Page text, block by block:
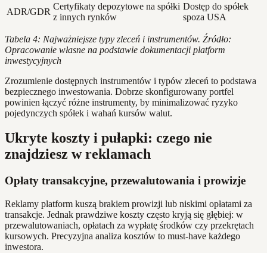
ADR/GDR
Certyfikaty depozytowe na spółki
z innych rynków
Dostęp do spółek
spoza USA
Tabela 4: Najważniejsze typy zleceń i instrumentów. Źródło:
Opracowanie własne na podstawie dokumentacji platform
inwestycyjnych
Zrozumienie dostępnych instrumentów i typów zleceń to podstawa
bezpiecznego inwestowania. Dobrze skonfigurowany portfel
powinien łączyć różne instrumenty, by minimalizować ryzyko
pojedynczych spółek i wahań kursów walut.
Ukryte koszty i pułapki: czego nie
znajdziesz w reklamach
Opłaty transakcyjne, przewalutowania i prowizje
Reklamy platform kuszą brakiem prowizji lub niskimi opłatami za
transakcje. Jednak prawdziwe koszty często kryją się głębiej: w
przewalutowaniach, opłatach za wypłatę środków czy przekrętach
kursowych. Precyzyjna analiza kosztów to must-have każdego
inwestora.